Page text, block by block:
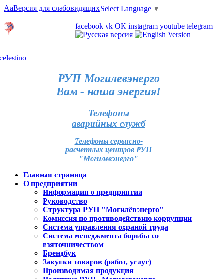
AaВерсия для слабовидящихSelect Language ▼
facebook vk OK instagram youtube telegram
РУП Могилевэнерго
Вам - наша энергия!
Телефоны
аварийных служб
Телефоны сервисно-
расчетных центров РУП
"Могилевэнерго"
Главная страница
О предприятии
Информация о предприятии
Руководство
Структура РУП "Могилёвэнерго"
Комиссия по противодействию коррупции
Система управления охраной труда
Система менеджмента борьбы со
взяточничеством
Брендбук
Закупки товаров (работ, услуг)
Производимая продукция